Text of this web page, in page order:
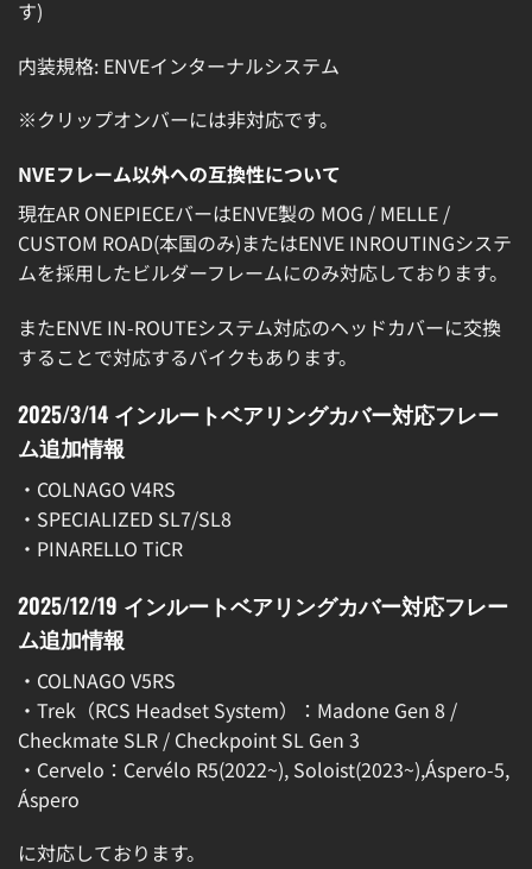
す)
内装規格: ENVEインターナルシステム
※クリップオンバーには非対応です。
NVEフレーム以外への互換性について
現在AR ONEPIECEバーはENVE製の MOG / MELLE /
CUSTOM ROAD(本国のみ)またはENVE INROUTINGシステ
ムを採用したビルダーフレームにのみ対応しております。
またENVE IN-ROUTEシステム対応のヘッドカバーに交換
することで対応するバイクもあります。
2025/3/14 インルートベアリングカバー対応フレー
ム追加情報
・COLNAGO V4RS
・SPECIALIZED SL7/SL8
・PINARELLO TiCR
2025/12/19 インルートベアリングカバー対応フレー
ム追加情報
・COLNAGO V5RS
・Trek（RCS Headset System）：Madone Gen 8 /
Checkmate SLR / Checkpoint SL Gen 3
・Cervelo：Cervélo R5(2022~), Soloist(2023~),Áspero-5,
Áspero
に対応しております。